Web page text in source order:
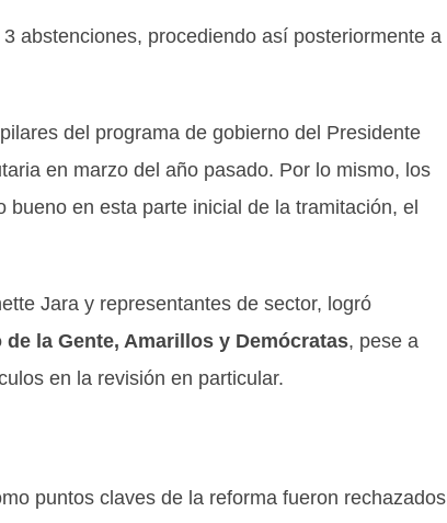
abstenciones, procediendo así posteriormente a
del programa de gobierno del Presidente
en marzo del año pasado. Por lo mismo, los
en esta parte inicial de la tramitación, el
Jara y representantes de sector, logró
la Gente, Amarillos y Demócratas, pese a
en la revisión en particular.
puntos claves de la reforma fueron rechazados